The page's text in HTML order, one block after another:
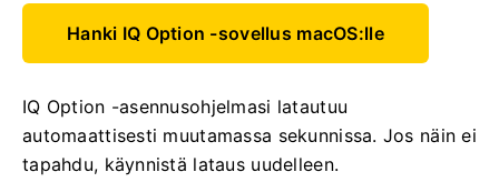
Hanki IQ Option -sovellus macOS:lle
IQ Option -asennusohjelmasi latautuu
automaattisesti muutamassa sekunnissa. Jos näin ei
tapahdu, käynnistä lataus uudelleen.